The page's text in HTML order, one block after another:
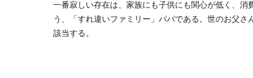
一番寂しい存在は、家族にも子供にも関心が低く、
う、「すれ違いファミリー」パパである。世のお父
該当する。